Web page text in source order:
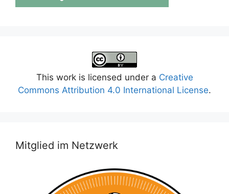
This work is licensed under a Creative
Commons Attribution 4.0 International License.
Mitglied im Netzwerk